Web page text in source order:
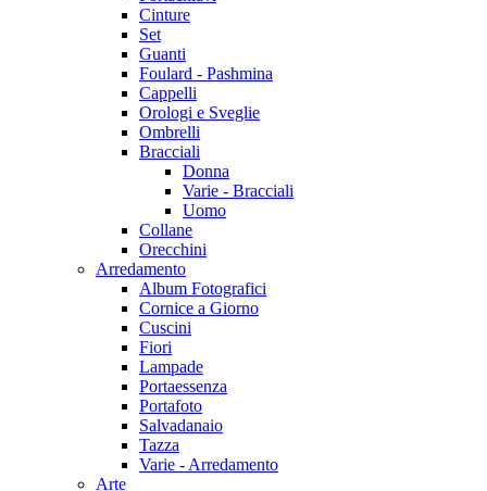
Cinture
Set
Guanti
Foulard - Pashmina
Cappelli
Orologi e Sveglie
Ombrelli
Bracciali
Donna
Varie - Bracciali
Uomo
Collane
Orecchini
Arredamento
Album Fotografici
Cornice a Giorno
Cuscini
Fiori
Lampade
Portaessenza
Portafoto
Salvadanaio
Tazza
Varie - Arredamento
Arte